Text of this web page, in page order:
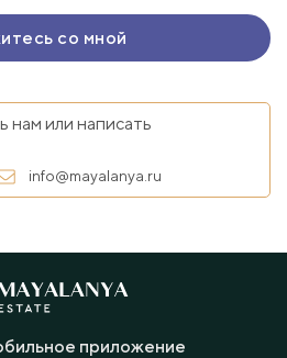
нам или написать
info@mayalanya.ru
приложение